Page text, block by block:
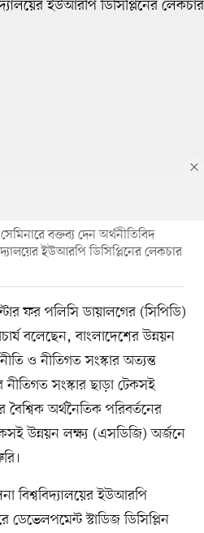
বক্তব্য দেন অর্থনীতিবিদ
ইউআরপি ডিসিপ্লিনের লেকচার
ফর পলিসি ডায়ালগের (সিপিডি)
বলেছেন, বাংলাদেশের উন্নয়ন
ও নীতিগত সংস্কার অত্যন্ত
সংস্কার ছাড়া টেকসই
অর্থনৈতিক পরিবর্তনের
উন্নয়ন লক্ষ্য (এসডিজি) অর্জনে
বিশ্ববিদ্যালয়ের ইউআরপি
ডেভেলপমেন্ট স্টাডিজ ডিসিপ্লিন